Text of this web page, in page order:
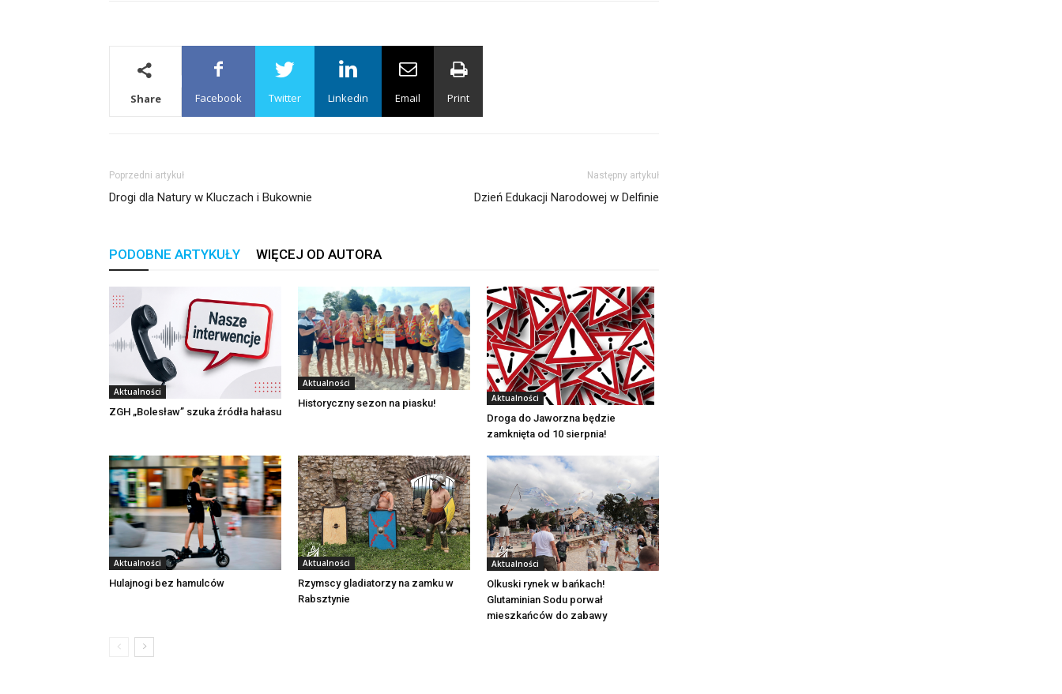
Share Facebook Twitter Linkedin Email Print
Poprzedni artykuł
Drogi dla Natury w Kluczach i Bukownie
Następny artykuł
Dzień Edukacji Narodowej w Delfinie
PODOBNE ARTYKUŁY WIĘCEJ OD AUTORA
Aktualności
ZGH „Bolesław” szuka źródła hałasu
Aktualności
Historyczny sezon na piasku! Aktualności
Droga do Jaworzna będzie
zamknięta od 10 sierpnia!
Aktualności
Hulajnogi bez hamulców
Aktualności
Rzymscy gladiatorzy na zamku w
Rabsztynie
Aktualności
Olkuski rynek w bańkach!
Glutaminian Sodu porwał
mieszkańców do zabawy